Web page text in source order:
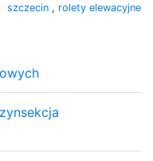
szczecin , rolety elewacyjne